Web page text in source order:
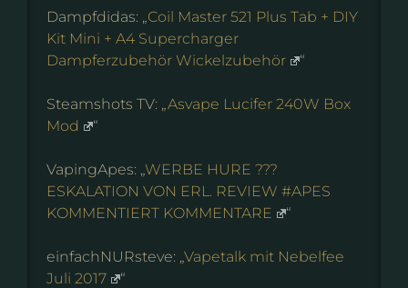
Dampfdidas: „ Coil Master 521 Plus Tab + DIY
Kit Mini + A4 Supercharger
Dampferzubehör Wickelzubehör
“
Steamshots TV: „ Asvape Lucifer 240W Box
Mod
“
VapingApes: „ WERBE HURE ???
ESKALATION VON ERL. REVIEW #APES
KOMMENTIERT KOMMENTARE
“
einfachNURsteve: „Vapetalk mit Nebelfee
Juli 2017
“